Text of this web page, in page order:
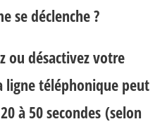
se déclenche ?
ou désactivez votre
ligne téléphonique peut
à 50 secondes (selon